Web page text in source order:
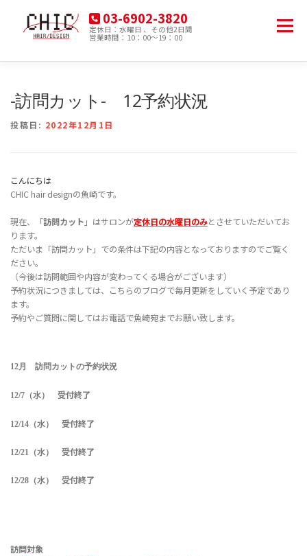
ツ
03-6902-3820
定休日：水曜日 、その他2日間
営業時間：10：00～19：00
メニュー
-訪問カット- 12予約状況
投稿日: 2022年12月1日
こんにちは
CHIC hair designの魚崎です。
現在、「訪問カット 」はサロンが定休日の水曜日のみとさせていただいてお
ります。
ただいま「訪問カット」での条件は下記の内容となっておりますのでご覧く
ださい。
（今後は訪問範囲や内容が変わってくる場合がございます）
予約状況につきましては、こちらのブログで毎月更新をしていく予定であり
ます。
予約やご質問に関してはお電話で魚崎宛までお願い致します。
12月 訪問カットの予約状況
12/7（水） 受付終了
12/14（水） 受付終了
12/21（水） 受付終了
12/28（水） 受付終了
訪問対象